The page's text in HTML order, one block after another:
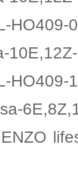
HO409-
HO409-